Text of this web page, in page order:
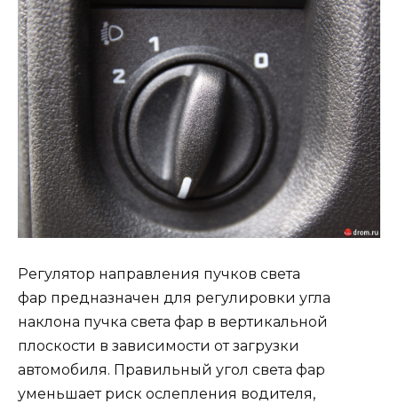
Регулятор направления пучков света
фар предназначен для регулировки угла
наклона пучка света фар в вертикальной
плоскости в зависимости от загрузки
автомобиля. Правильный угол света фар
уменьшает риск ослепления водителя,